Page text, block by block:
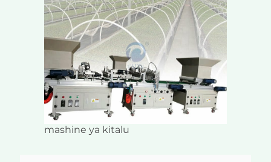
mashine ya kitalu